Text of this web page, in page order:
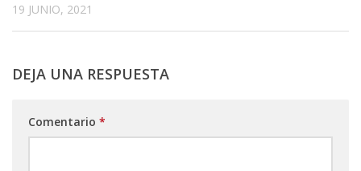
19 JUNIO, 2021
DEJA UNA RESPUESTA
Comentario *